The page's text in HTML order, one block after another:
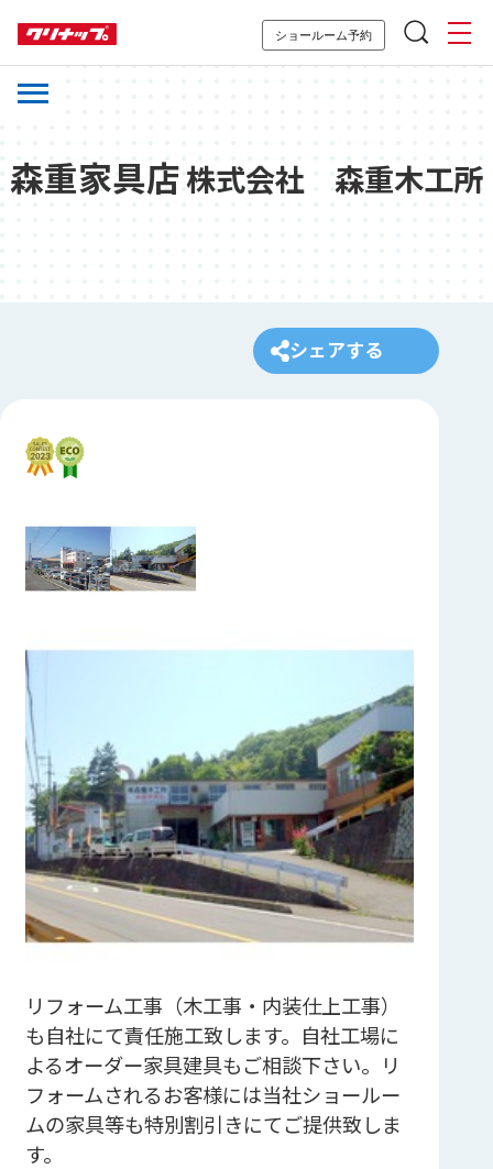
ショールーム予約
森重家具店株式会社 森重木工所
シェアする
リフォーム工事（木工事・内装仕上工事）
も自社にて責任施工致します。自社工場に
よるオーダー家具建具もご相談下さい。リ
フォームされるお客様には当社ショールー
ムの家具等も特別割引きにてご提供致しま
す。